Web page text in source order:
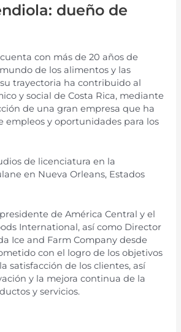
dueño de
enta con más de 20 años de
mundo de los alimentos y las
su trayectoria ha contribuido al
ico y social de Costa Rica, mediante
ón de una gran empresa que ha
empleos y oportunidades para los
ios de licenciatura en la
ane en Nueva Orleans, Estados
de América Central y el
International, así como Director
Ice and Farm Company desde
con el logro de los objetivos
satisfacción de los clientes, así
y la mejora continua de la
y servicios.